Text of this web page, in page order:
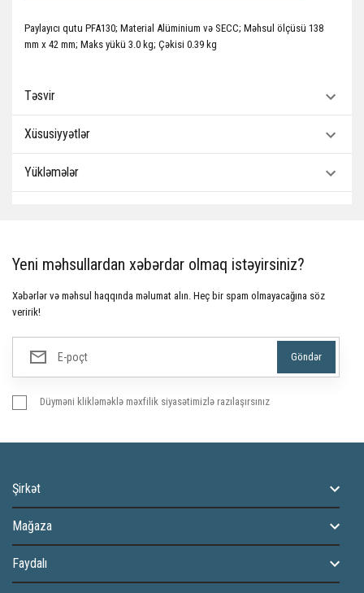
Paylayıcı qutu PFA130; Material Alüminium və SECC; Məhsul ölçüsü 138
mm x 42 mm; Maks yükü 3.0 kg; Çəkisi 0.39 kg
Təsvir
Xüsusiyyətlər
Yükləmələr
Yeni məhsullardan xəbərdar olmaq istəyirsiniz?
Xəbərlər və məhsul haqqında məlumat alın. Heç bir spam olmayacağına söz
veririk!
Düyməni klikləməklə məxfilik siyasətimizlə razılaşırsınız
Şirkət
Mağaza
Faydalı